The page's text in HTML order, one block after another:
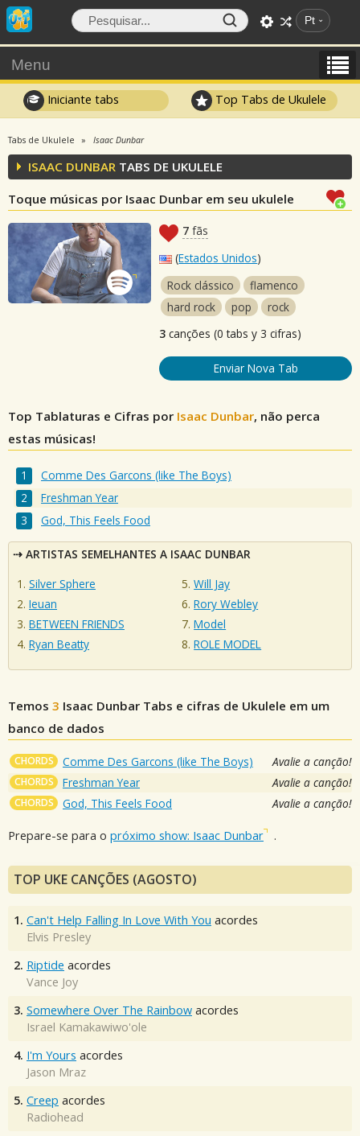
Pt
Menu
Iniciante tabs Top Tabs de Ukulele
Tabs de Ukulele Isaac Dunbar
ISAAC DUNBAR TABS DE UKULELE
Toque músicas por Isaac Dunbar em seu ukulele
7 fãs
(Estados Unidos)
Rock clássico
flamenco
hard rock
pop
rock
3 canções (0 tabs y 3 cifras)
Enviar Nova Tab
Top Tablaturas e Cifras por Isaac Dunbar, não perca
estas músicas!
Comme Des Garcons (like The Boys)
Freshman Year
God, This Feels Food
ARTISTAS SEMELHANTES A ISAAC DUNBAR
Silver Sphere
Ieuan
BETWEEN FRIENDS
Ryan Beatty
Will Jay
Rory Webley
Model
ROLE MODEL
Temos 3 Isaac Dunbar Tabs e cifras de Ukulele em um
banco de dados
CHORDS Comme Des Garcons (like The Boys) Avalie a canção!
CHORDS Freshman Year Avalie a canção!
CHORDS God, This Feels Food Avalie a canção!
Prepare-se para o próximo show: Isaac Dunbar .
TOP UKE CANÇÕES (AGOSTO)
1. Can't Help Falling In Love With You acordes
Elvis Presley
2. Riptide acordes
Vance Joy
3. Somewhere Over The Rainbow acordes
Israel Kamakawiwo'ole
4. I'm Yours acordes
Jason Mraz
5. Creep acordes
Radiohead